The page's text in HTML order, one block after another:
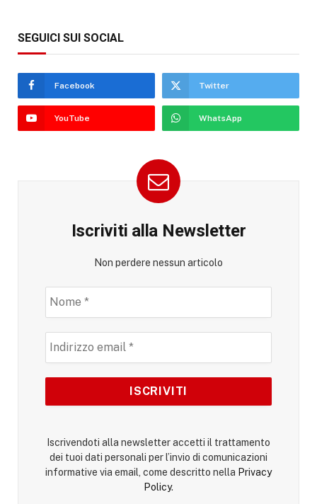
SEGUICI SUI SOCIAL
Facebook Twitter
YouTube WhatsApp
Iscriviti alla Newsletter
Non perdere nessun articolo
Iscrivendoti alla newsletter accetti il trattamento
dei tuoi dati personali per l’invio di comunicazioni
informative via email, come descritto nella Privacy
Policy.